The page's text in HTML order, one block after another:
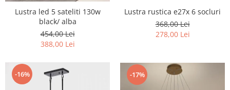
Lustra led 5 sateliti 130w
black/ alba
454,00 Lei
388,00 Lei
Lustra rustica e27x 6 socluri
368,00 Lei
278,00 Lei
-16% -17%